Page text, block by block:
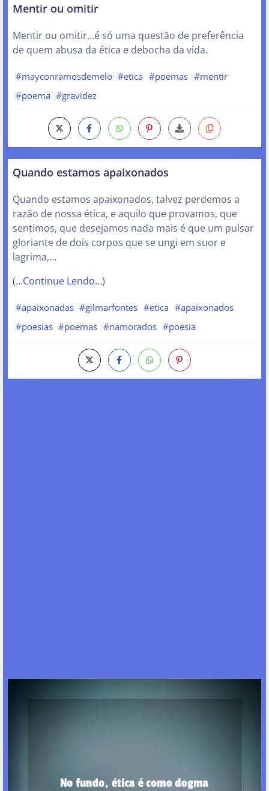
Mentir ou omitir
Mentir ou omitir…é só uma questão de preferência
de quem abusa da ética e debocha da vida.
#mayconramosdemelo #etica #poemas #mentir
#poema #gravidez
Quando estamos apaixonados
Quando estamos apaixonados, talvez perdemos a
razão de nossa ética, e aquilo que provamos, que
sentimos, que desejamos nada mais é que um pulsar
gloriante de dois corpos que se ungi em suor e
lagrima,…
(…Continue Lendo…)
#apaixonadas #gilmarfontes #etica #apaixonados
#poesias #poemas #namorados #poesia